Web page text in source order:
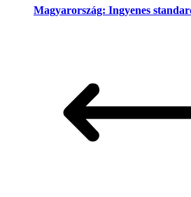
Magyarország: Ingyenes